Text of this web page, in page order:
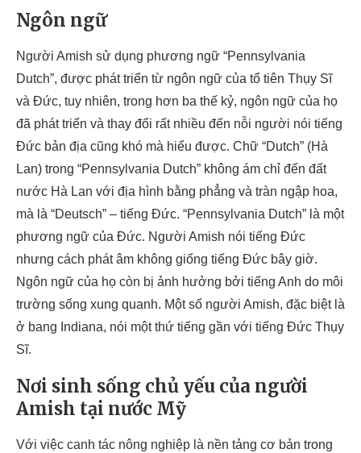
Ngôn ngữ
Người Amish sử dụng phương ngữ “Pennsylvania
Dutch”, được phát triển từ ngôn ngữ của tổ tiên Thụy Sĩ
và Đức, tuy nhiên, trong hơn ba thế kỷ, ngôn ngữ của họ
đã phát triển và thay đổi rất nhiều đến nỗi người nói tiếng
Đức bản địa cũng khó mà hiểu được. Chữ “Dutch” (Hà
Lan) trong “Pennsylvania Dutch” không ám chỉ đến đất
nước Hà Lan với địa hình bằng phẳng và tràn ngập hoa,
mà là “Deutsch” – tiếng Đức. “Pennsylvania Dutch” là một
phương ngữ của Đức. Người Amish nói tiếng Đức
nhưng cách phát âm không giống tiếng Đức bây giờ.
Ngôn ngữ của họ còn bị ảnh hưởng bởi tiếng Anh do môi
trường sống xung quanh. Một số người Amish, đặc biệt là
ở bang Indiana, nói một thứ tiếng gần với tiếng Đức Thụy
Sĩ.
Nơi sinh sống chủ yếu của người
Amish tại nước Mỹ
Với việc canh tác nông nghiệp là nền tảng cơ bản trong